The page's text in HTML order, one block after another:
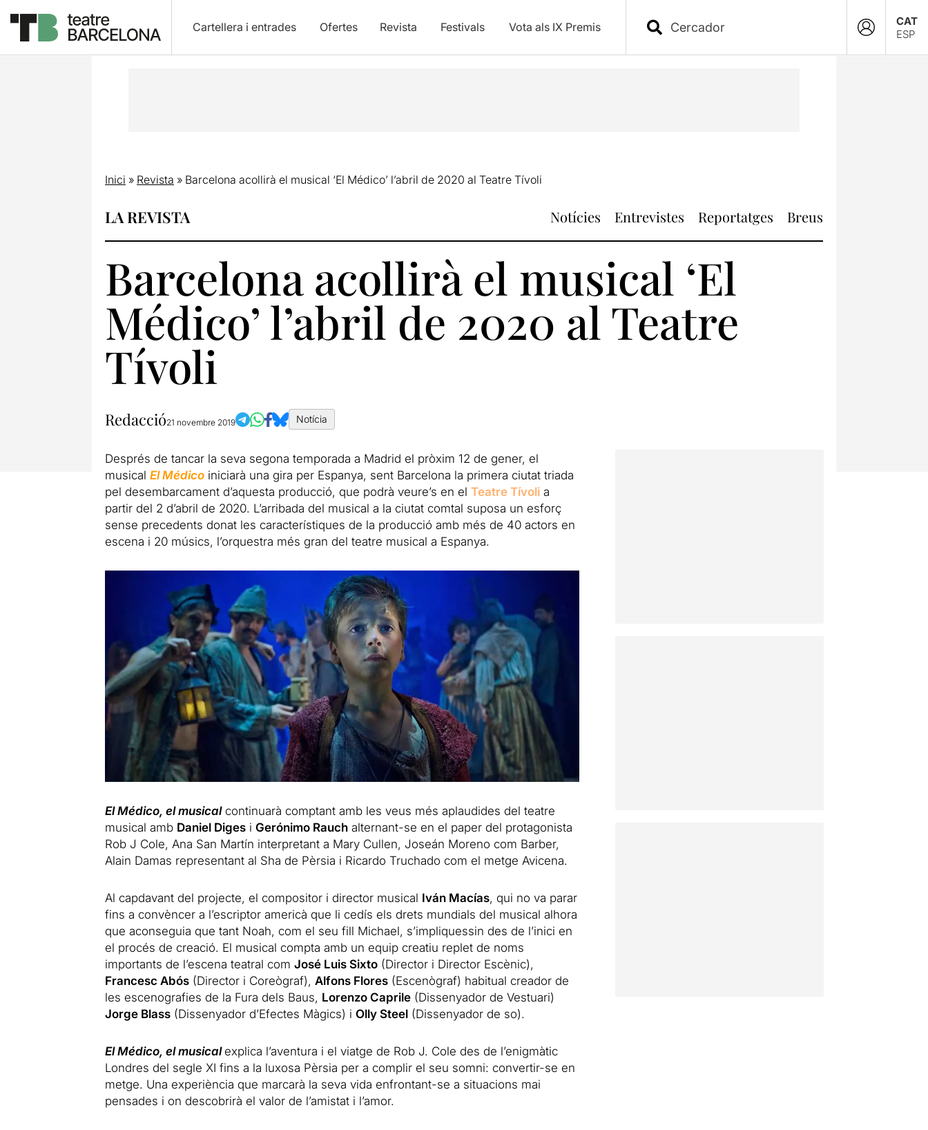
Cartellera i entrades Ofertes Revista Festivals Vota als IX Premis
CAT
ESP
Inici » Revista » Barcelona acollirà el musical ‘El Médico’ l’abril de 2020 al Teatre Tívoli
LA REVISTA Notícies Entrevistes Reportatges Breus
Barcelona acollirà el musical ‘El
Médico’ l’abril de 2020 al Teatre
Tívoli
Redacció21 novembre 2019 Notícia
Després de tancar la seva segona temporada a Madrid el pròxim 12 de gener, el
musical El Médicoiniciarà una gira per Espanya, sent Barcelona la primera ciutat triada
pel desembarcament d’aquesta producció, que podrà veure’s en el Teatre Tívolia
partir del 2 d’abril de 2020. L’arribada del musical a la ciutat comtal suposa un esforç
sense precedents donat les característiques de la producció amb més de 40 actors en
escena i 20 músics, l’orquestra més gran del teatre musical a Espanya.
El Médico, el musical continuarà comptant amb les veus més aplaudides del teatre
musical amb Daniel Digesi Gerónimo Rauchalternant-se en el paper del protagonista
Rob J Cole, Ana San Martín interpretant a Mary Cullen, Joseán Moreno com Barber,
Alain Damas representant al Sha de Pèrsia i Ricardo Truchado com el metge Avicena.
Al capdavant del projecte, el compositor i director musical Iván Macías, qui no va parar
fins a convèncer a l’escriptor americà que li cedís els drets mundials del musical alhora
que aconseguia que tant Noah, com el seu fill Michael, s’impliquessin des de l’inici en
el procés de creació. El musical compta amb un equip creatiu replet de noms
importants de l’escena teatral com José Luis Sixto(Director i Director Escènic),
Francesc Abós(Director i Coreògraf), Alfons Flores(Escenògraf) habitual creador de
les escenografies de la Fura dels Baus, Lorenzo Caprile(Dissenyador de Vestuari)
Jorge Blass(Dissenyador d’Efectes Màgics) i Olly Steel(Dissenyador de so).
El Médico, el musicalexplica l’aventura i el viatge de Rob J. Cole des de l’enigmàtic
Londres del segle XI fins a la luxosa Pèrsia per a complir el seu somni: convertir-se en
metge. Una experiència que marcarà la seva vida enfrontant-se a situacions mai
pensades i on descobrirà el valor de l’amistat i l’amor.